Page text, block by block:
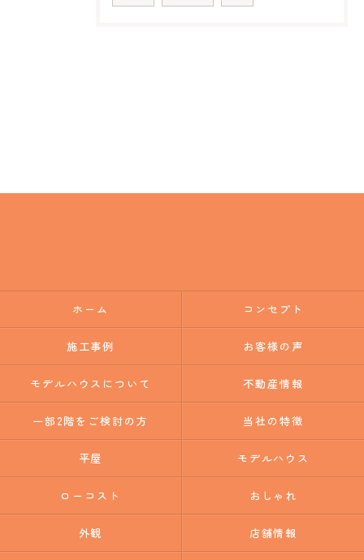
ホーム コンセプト
施工事例 お客様の声
モデルハウスについて 不動産情報
一部2階をご検討の方 当社の特徴
平屋 モデルハウス
ローコスト おしゃれ
外観 店舗情報